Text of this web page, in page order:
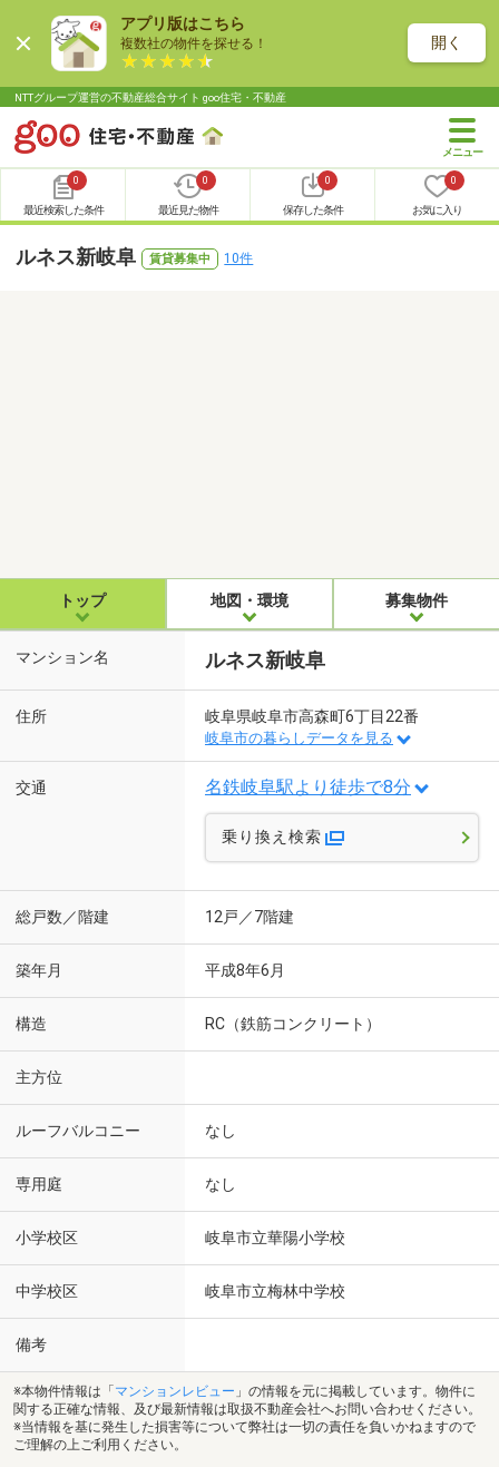
アプリ版はこちら
複数社の物件を探せる！ 開く
NTTグループ運営の不動産総合サイト goo住宅・不動産
0
最近検索した条件
0
最近見た物件
0
保存した条件
0
お気に入り
ルネス新岐阜 賃貸募集中 10件
トップ 地図・環境 募集物件
マンション名 ルネス新岐阜
住所 岐阜県岐阜市高森町6丁目22番
岐阜市の暮らしデータを見る
交通 名鉄岐阜駅より徒歩で8分
乗り換え検索
総戸数／階建 12戸／7階建
築年月 平成8年6月
構造 RC（鉄筋コンクリート）
主方位
ルーフバルコニー なし
専用庭 なし
小学校区 岐阜市立華陽小学校
中学校区 岐阜市立梅林中学校
備考
※本物件情報は「 マンションレビュー 」の情報を元に掲載しています。物件に
関する正確な情報、及び最新情報は取扱不動産会社へお問い合わせください。
※当情報を基に発生した損害等について弊社は一切の責任を負いかねますので
ご理解の上ご利用ください。